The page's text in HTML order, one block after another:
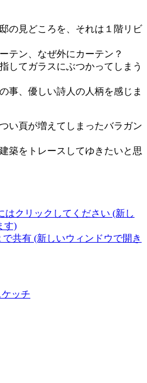
の見どころを、それは１階リビ
テン、なぜ外にカーテン？
してガラスにぶつかってしまう
事、優しい詩人の人柄を感じま
い頁が増えてしまったバラガン
築をトレースしてゆきたいと思
はクリックしてください (新し
す)
で共有 (新しいウィンドウで開き
ッチ